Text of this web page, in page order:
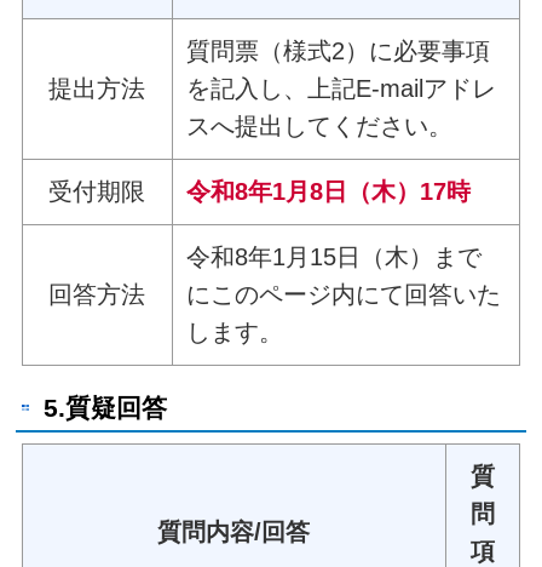
提出方法
質問票（様式2）に必要事項
を記入し、上記E-mailアドレ
スへ提出してください。
受付期限 令和8年1月8日（木）17時
回答方法
令和8年1月15日（木）まで
にこのページ内にて回答いた
します。
5.質疑回答
質問内容/回答
質
問
項